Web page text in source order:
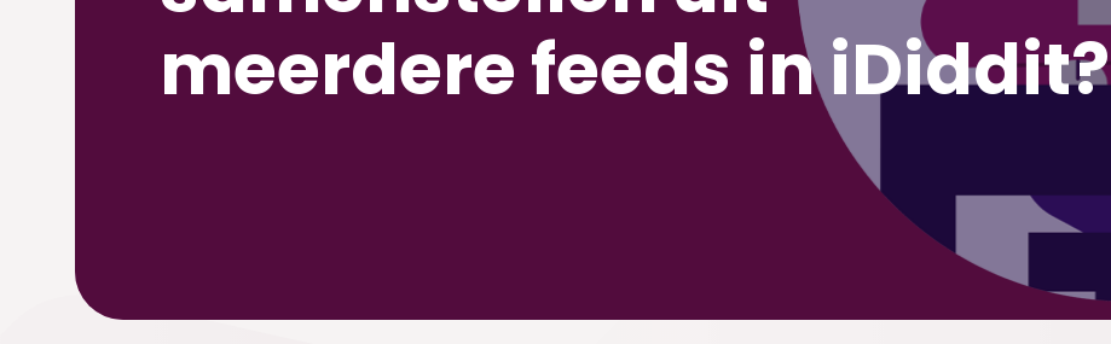
meerdere feeds in iDiddit?